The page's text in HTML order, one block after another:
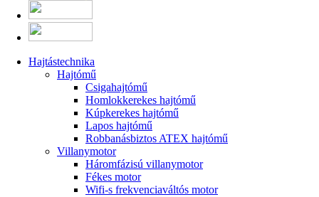
Hajtástechnika
Hajtómű
Csigahajtómű
Homlokkerekes hajtómű
Kúpkerekes hajtómű
Lapos hajtómű
Robbanásbiztos ATEX hajtómű
Villanymotor
Háromfázisú villanymotor
Fékes motor
Wifi-s frekvenciaváltós motor